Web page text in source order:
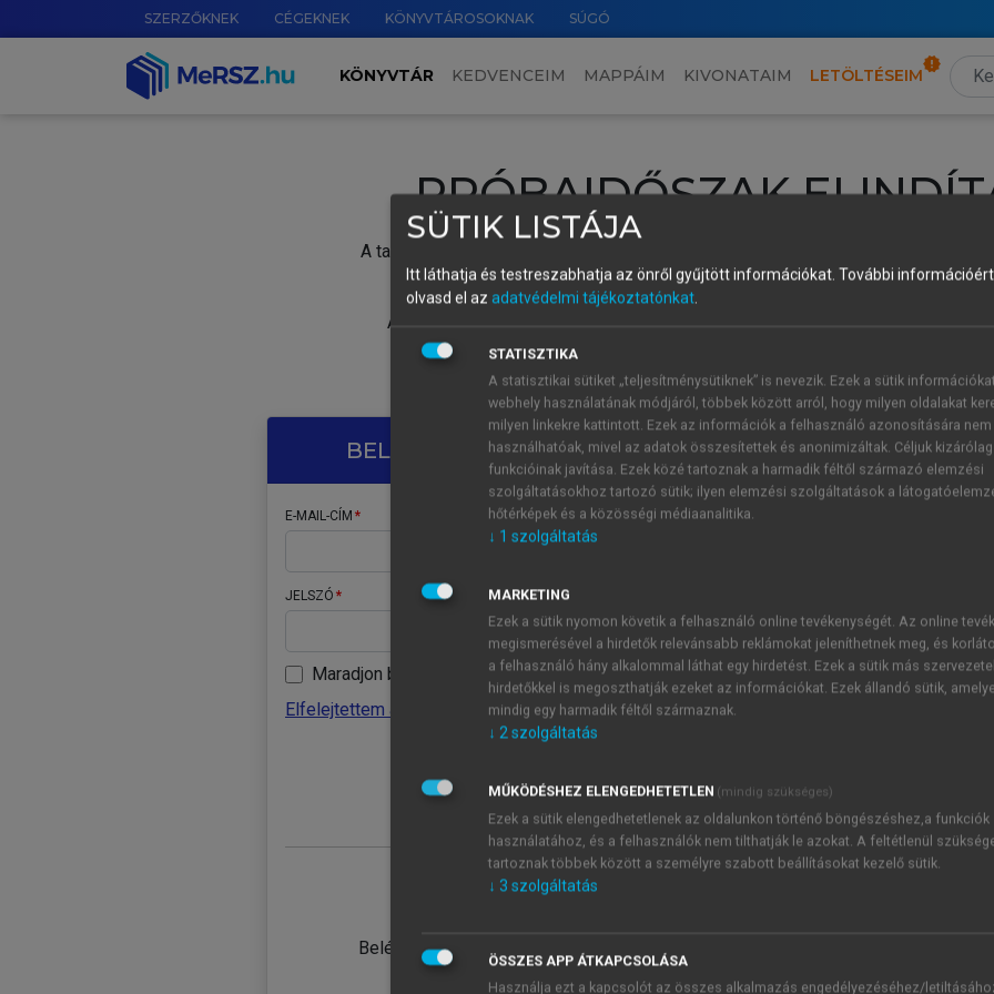
SZERZŐKNEK CÉGEKNEK KÖNYVTÁROSOKNAK SÚGÓ
KÖNYVTÁR KEDVENCEIM MAPPÁIM KIVONATAIM LETÖLTÉSEIM
PRÓBAIDŐSZAK
A tartalom megtekintéséhez lépj be a saját fiókoddal, iskolai azonosítóddal vagy
Új felhasználóként1 óra díjmentes hozzáférésrevagy
A próbaidőszak elindításához,
vagy hozz
A regisztráció után a
BELÉPÉS SAJÁT FIÓKKAL
E-MAIL-CÍM
JELSZÓ
Maradjon belépve
Elfelejtettem a jelszavamat
Belépés intézményi azonosítóval
ÚJ FIÓK
1 óra
JELSZÓ
Kérek értesítést a MeRSZ
Kérek értesítést az
SÜTIK LISTÁJA
Itt láthatja és testreszabhatja az önről gyűjtött információkat. További
olvasd el az adatvédelmi tájékoztatónkat.
STATISZTIKA
A statisztikai sütiket „teljesítménysütiknek” is nevezik. Ezek a sütik
webhely használatának módjáról, többek között arról, hogy milyen oldalakat
milyen linkekre kattintott. Ezek az információk a felhasználó azonosítására nem
használhatóak, mivel az adatok összesítettek és anonimizáltak. Céljuk
funkcióinak javítása. Ezek közé tartoznak a harmadik féltől származó elemzési
szolgáltatásokhoz tartozó sütik; ilyen elemzési szolgáltatások a
hőtérképek és a közösségi médiaanalitika.
↓ 1 szolgáltatás
MARKETING
Ezek a sütik nyomon követik a felhasználó online tevékenységét. Az online
megismerésével a hirdetők relevánsabb reklámokat jeleníthetnek meg, és
a felhasználó hány alkalommal láthat egy hirdetést. Ezek a sütik más
hirdetőkkel is megoszthatják ezeket az információkat. Ezek állandó sütik,
mindig egy harmadik féltől származnak.
↓ 2szolgáltatás
MŰKÖDÉSHEZ ELENGEDHETETLEN (mindig szükséges)
Ezek a sütik elengedhetetlenek az oldalunkon történő böngészéshez,a funkciók
használatához, és a felhasználók nem tilthatják le azokat. A feltétlenül
tartoznak többek között a személyre szabott beállításokat kezelő sütik.
↓ 3 szolgáltatás
ÖSSZES APP ÁTKAPCSOLÁSA
Használja ezt a kapcsolót az összes alkalmazás engedélyezéséhez/